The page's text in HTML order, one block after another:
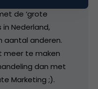
de ‘grote
in Nederland,
aantal anderen.
meer te maken
dan met
Marketing ;).